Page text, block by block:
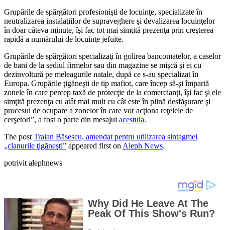
Grupările de spărgători profesionişti de locuinţe, specializate în
neutralizarea instalaţiilor de supraveghere şi devalizarea locuinţelor
în doar câteva minute, îşi fac tot mai simţită prezenţa prin creşterea
rapidă a numărului de locuinţe jefuite.
Grupările de spărgători specializaţi în golirea bancomatelor, a caselor
de bani de la sediul firmelor sau din magazine se mişcă şi ei cu
dezinvoltură pe meleagurile natale, după ce s-au specializat în
Europa. Grupările ţigăneşti de tip mafiot, care încep să-şi împartă
zonele în care percep taxă de protecţie de la comercianţi, îşi fac şi ele
simţită prezenţa cu atât mai mult cu cât este în plină desfăşurare şi
procesul de ocupare a zonelor în care vor acţiona reţelele de
cerşetori”, a fost o parte din mesajul acestuia.
The postTraian Băsescu, amendat pentru utilizarea sintagmei
„clanurile ţigăneşti” appeared first onAleph News.
potrivit alephnews